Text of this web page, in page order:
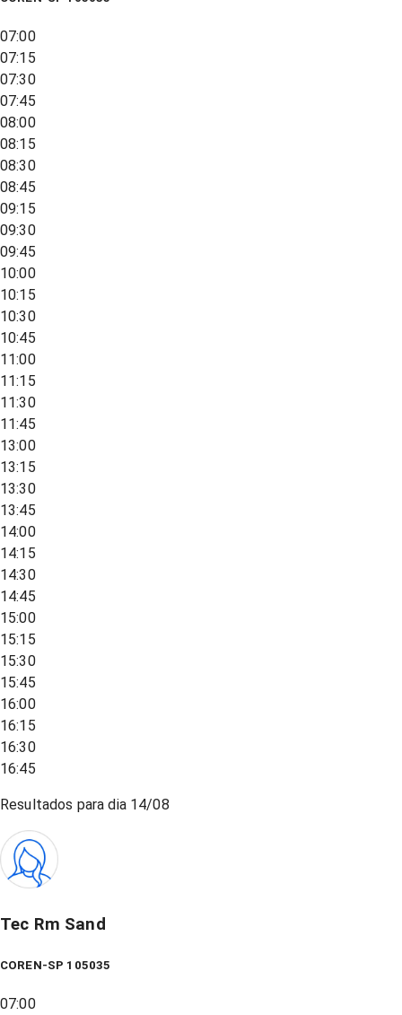
07:00
07:15
07:30
07:45
08:00
08:15
08:30
08:45
09:15
09:30
09:45
10:00
10:15
10:30
10:45
11:00
11:15
11:30
11:45
13:00
13:15
13:30
13:45
14:00
14:15
14:30
14:45
15:00
15:15
15:30
15:45
16:00
16:15
16:30
16:45
Resultados para dia 14/08
Tec Rm Sand
COREN-SP 105035
07:00